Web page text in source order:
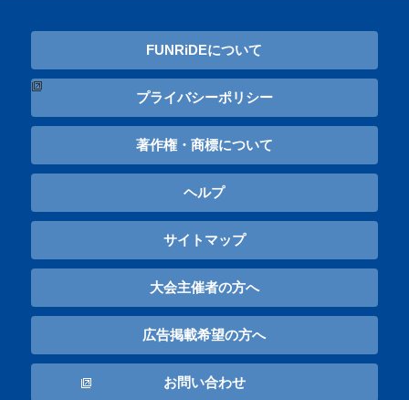
FUNRiDEについて
プライバシーポリシー
著作権・商標について
ヘルプ
サイトマップ
大会主催者の方へ
広告掲載希望の方へ
お問い合わせ